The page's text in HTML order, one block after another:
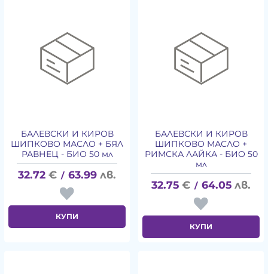
БАЛЕВСКИ И КИРОВ
ШИПКОВО МАСЛО + БЯЛ
РАВНЕЦ - БИО 50 мл
32.72 € / 63.99 лв.
КУПИ
БАЛЕВСКИ И КИРОВ
ШИПКОВО МАСЛО +
РИМСКА ЛАЙКА - БИО 50
мл
32.75 € / 64.05 лв.
КУПИ